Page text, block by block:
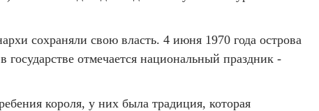
сохраняли свою власть. 4 июня 1970 года острова
отмечается национальный праздник -
короля, у них была традиция, которая